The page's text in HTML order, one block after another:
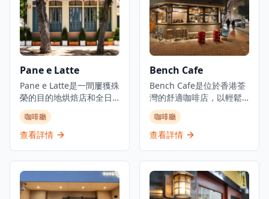
Pane e Latte
Pane e Latte是一間屢獲殊
榮的目的地烘焙店和全日
餐廳，位於赤柱海岸。這
間由Pirata Group經營的
優雅意式咖啡廳，設計感
末人潮。從日出到日落，
他們提供坐下式早餐、午
餐和晚餐，專門提供新鮮
咖啡廳
查看詳情
Bench Cafe
Bench Cafe是位於香港荃
灣的舒適咖啡店，以輕鬆
的「長椅休憩時光」概念
而聞名。這間咖啡店是寵
物友善的場所，同時也是
和咖啡愛好者。擁有溫馨
的氛圍，非常適合休閒聚
會和咖啡休息時光，
咖啡廳
查看詳情